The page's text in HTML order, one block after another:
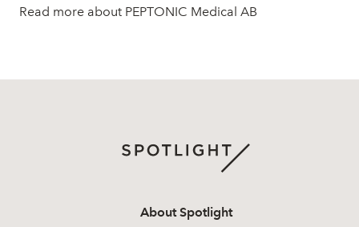
Read more about PEPTONIC Medical AB
About Spotlight